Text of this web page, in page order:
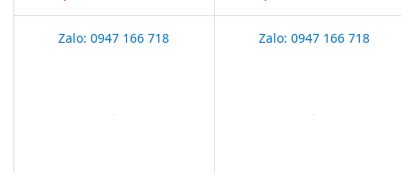
Zalo: 0947 166 718 Zalo: 0947 166 718